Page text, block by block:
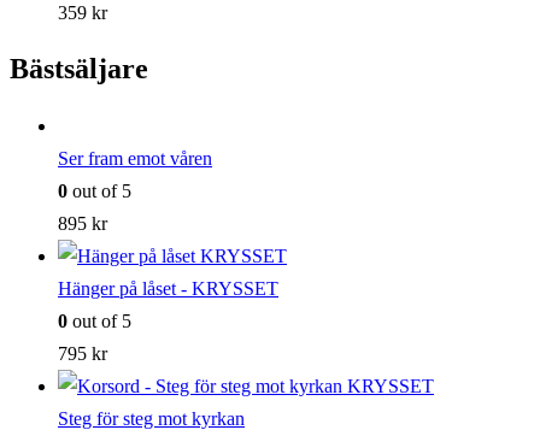
359 kr
Bästsäljare
Ser fram emot våren
0 out of 5
895 kr
Hänger på låset - KRYSSET
0 out of 5
795 kr
Steg för steg mot kyrkan